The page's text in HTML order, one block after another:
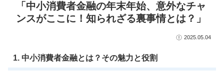
「中小消費者金融の年末年始、意外なチャ
ンスがここに！知られざる裏事情とは？」
2025.05.04
1. 中小消費者金融とは？その魅力と役割